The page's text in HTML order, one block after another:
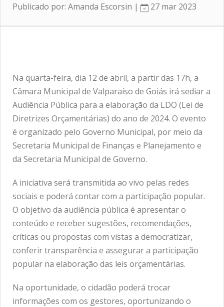
Publicado por: Amanda Escorsin | 27 mar 2023
Na quarta-feira, dia 12 de abril, a partir das 17h, a
Câmara Municipal de Valparaíso de Goiás irá sediar a
Audiência Pública para a elaboração da LDO (Lei de
Diretrizes Orçamentárias) do ano de 2024. O evento
é organizado pelo Governo Municipal, por meio da
Secretaria Municipal de Finanças e Planejamento e
da Secretaria Municipal de Governo.
A iniciativa será transmitida ao vivo pelas redes
sociais e poderá contar com a participação popular.
O objetivo da audiência pública é apresentar o
conteúdo e receber sugestões, recomendações,
críticas ou propostas com vistas a democratizar,
conferir transparência e assegurar a participação
popular na elaboração das leis orçamentárias.
Na oportunidade, o cidadão poderá trocar
informações com os gestores, oportunizando o